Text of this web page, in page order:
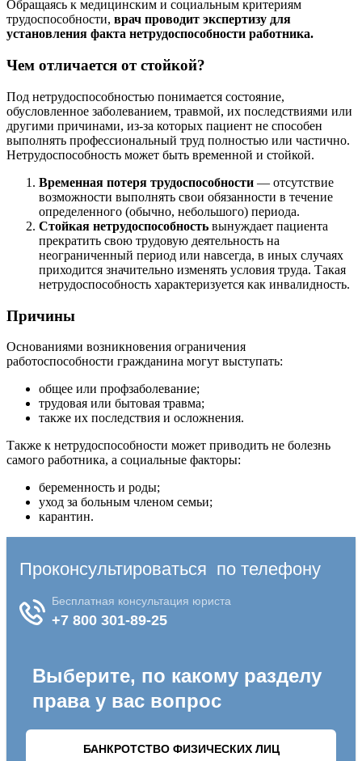
Обращаясь к медицинским и социальным критериям
трудоспособности, врач проводит экспертизу для
установления факта нетрудоспособности работника.
Чем отличается от стойкой?
Под нетрудоспособностью понимается состояние,
обусловленное заболеванием, травмой, их последствиями или
другими причинами, из-за которых пациент не способен
выполнять профессиональный труд полностью или частично.
Нетрудоспособность может быть временной и стойкой.
Временная потеря трудоспособности — отсутствие
возможности выполнять свои обязанности в течение
определенного (обычно, небольшого) периода.
Стойкая нетрудоспособность вынуждает пациента
прекратить свою трудовую деятельность на
неограниченный период или навсегда, в иных случаях
приходится значительно изменять условия труда. Такая
нетрудоспособность характеризуется как инвалидность.
Причины
Основаниями возникновения ограничения
работоспособности гражданина могут выступать:
общее или профзаболевание;
трудовая или бытовая травма;
также их последствия и осложнения.
Также к нетрудоспособности может приводить не болезнь
самого работника, а социальные факторы:
беременность и роды;
уход за больным членом семьи;
карантин.